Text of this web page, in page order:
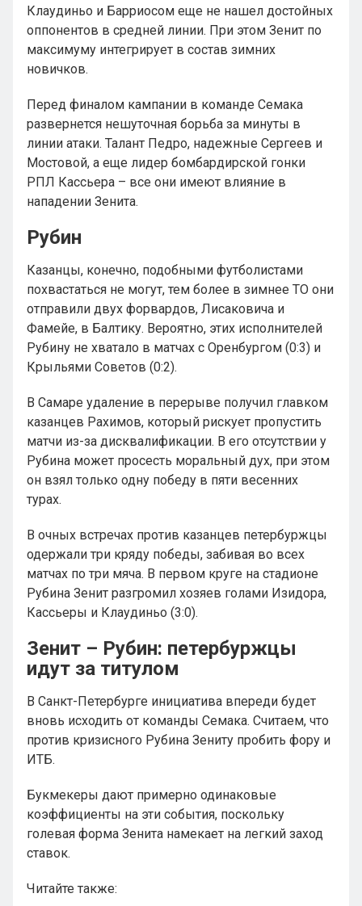
Клаудиньо и Барриосом еще не нашел достойных
оппонентов в средней линии. При этом Зенит по
максимуму интегрирует в состав зимних
новичков.
Перед финалом кампании в команде Семака
развернется нешуточная борьба за минуты в
линии атаки. Талант Педро, надежные Сергеев и
Мостовой, а еще лидер бомбардирской гонки
РПЛ Кассьера – все они имеют влияние в
нападении Зенита.
Рубин
Казанцы, конечно, подобными футболистами
похвастаться не могут, тем более в зимнее ТО они
отправили двух форвардов, Лисаковича и
Фамейе, в Балтику. Вероятно, этих исполнителей
Рубину не хватало в матчах с Оренбургом (0:3) и
Крыльями Советов (0:2).
В Самаре удаление в перерыве получил главком
казанцев Рахимов, который рискует пропустить
матчи из-за дисквалификации. В его отсутствии у
Рубина может просесть моральный дух, при этом
он взял только одну победу в пяти весенних
турах.
В очных встречах против казанцев петербуржцы
одержали три кряду победы, забивая во всех
матчах по три мяча. В первом круге на стадионе
Рубина Зенит разгромил хозяев голами Изидора,
Кассьеры и Клаудиньо (3:0).
Зенит – Рубин: петербуржцы
идут за титулом
В Санкт-Петербурге инициатива впереди будет
вновь исходить от команды Семака. Считаем, что
против кризисного Рубина Зениту пробить фору и
ИТБ.
Букмекеры дают примерно одинаковые
коэффициенты на эти события, поскольку
голевая форма Зенита намекает на легкий заход
ставок.
Читайте также: